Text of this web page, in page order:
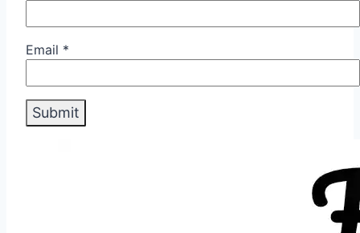
Email *